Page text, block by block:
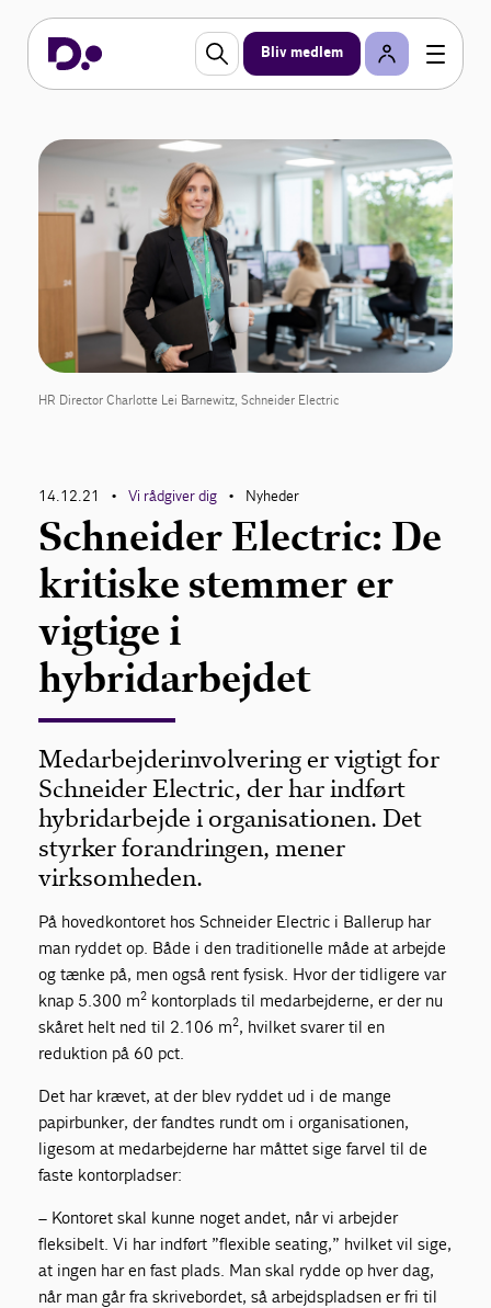
Bliv medlem
HR Director Charlotte Lei Barnewitz, Schneider Electric
14.12.21 • Vi rådgiver dig • Nyheder
Schneider Electric: De
kritiske stemmer er
vigtige i
hybridarbejdet
Medarbejderinvolvering er vigtigt for
Schneider Electric, der har indført
hybridarbejde i organisationen. Det
styrker forandringen, mener
virksomheden.
På hovedkontoret hos Schneider Electric i Ballerup har
man ryddet op. Både i den traditionelle måde at arbejde
og tænke på, men også rent fysisk. Hvor der tidligere var
knap 5.300 m2 kontorplads til medarbejderne, er der nu
skåret helt ned til 2.106 m2, hvilket svarer til en
reduktion på 60 pct.
Det har krævet, at der blev ryddet ud i de mange
papirbunker, der fandtes rundt om i organisationen,
ligesom at medarbejderne har måttet sige farvel til de
faste kontorpladser:
– Kontoret skal kunne noget andet, når vi arbejder
fleksibelt. Vi har indført ”flexible seating,” hvilket vil sige,
at ingen har en fast plads. Man skal rydde op hver dag,
når man går fra skrivebordet, så arbejdspladsen er fri til